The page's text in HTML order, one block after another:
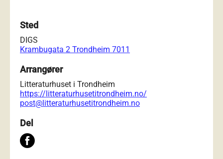
Sted
DIGS
Krambugata 2 Trondheim 7011
Arrangører
Litteraturhuset i Trondheim
https://litteraturhusetitrondheim.no/
post@litteraturhusetitrondheim.no
Del